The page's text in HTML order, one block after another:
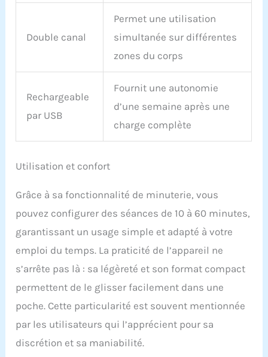
chargeur, 1 adaptateur
mural AC, 1 paire de
Double canal
Permet une utilisation
simultanée sur différentes
zones du corps
Rechargeable
par USB
Fournit une autonomie
d’une semaine après une
charge complète
Utilisation et confort
Grâce à sa fonctionnalité de minuterie, vous
pouvez configurer des séances de 10 à 60 minutes,
garantissant un usage simple et adapté à votre
emploi du temps. La praticité de l’appareil ne
s’arrête pas là : sa légèreté et son format compact
permettent de le glisser facilement dans une
poche. Cette particularité est souvent mentionnée
par les utilisateurs qui l’apprécient pour sa
discrétion et sa maniabilité.